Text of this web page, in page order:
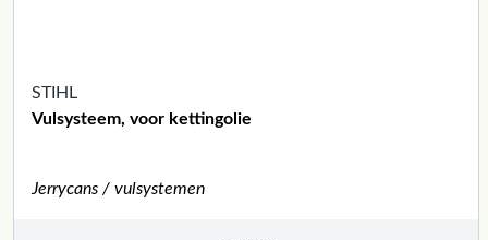
STIHL
Vulsysteem, voor kettingolie
Jerrycans / vulsystemen